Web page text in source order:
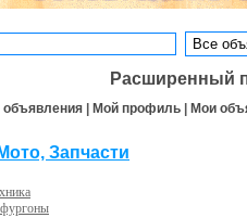
Расширенный
объявления | Мой профиль | Мои
Запчасти